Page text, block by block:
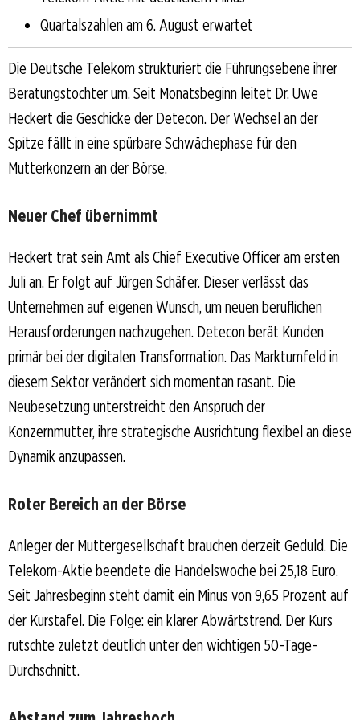
Quartalszahlen am 6. August erwartet
Die Deutsche Telekom strukturiert die Führungsebene ihrer
Beratungstochter um. Seit Monatsbeginn leitet Dr. Uwe
Heckert die Geschicke der Detecon. Der Wechsel an der
Spitze fällt in eine spürbare Schwächephase für den
Mutterkonzern an der Börse.
Neuer Chef übernimmt
Heckert trat sein Amt als Chief Executive Officer am ersten
Juli an. Er folgt auf Jürgen Schäfer. Dieser verlässt das
Unternehmen auf eigenen Wunsch, um neuen beruflichen
Herausforderungen nachzugehen. Detecon berät Kunden
primär bei der digitalen Transformation. Das Marktumfeld in
diesem Sektor verändert sich momentan rasant. Die
Neubesetzung unterstreicht den Anspruch der
Konzernmutter, ihre strategische Ausrichtung flexibel an diese
Dynamik anzupassen.
Roter Bereich an der Börse
Anleger der Muttergesellschaft brauchen derzeit Geduld. Die
Telekom-Aktie beendete die Handelswoche bei 25,18 Euro.
Seit Jahresbeginn steht damit ein Minus von 9,65 Prozent auf
der Kurstafel. Die Folge: ein klarer Abwärtstrend. Der Kurs
rutschte zuletzt deutlich unter den wichtigen 50-Tage-
Durchschnitt.